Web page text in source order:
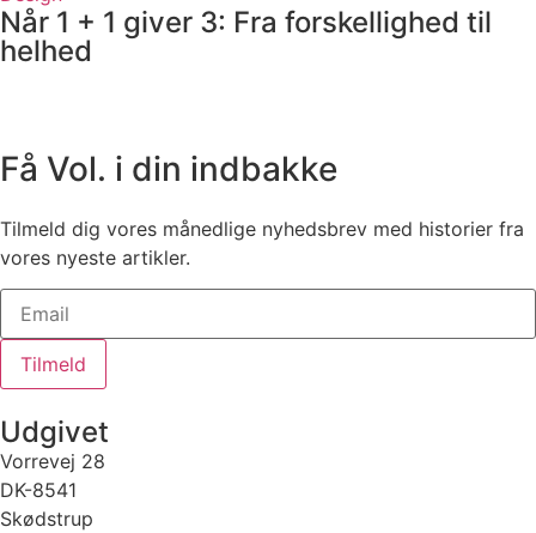
Når 1 + 1 giver 3: Fra forskellighed til
helhed
Få Vol. i din indbakke
Tilmeld dig vores månedlige nyhedsbrev med historier fra
vores nyeste artikler.
Tilmeld
Udgivet
Vorrevej 28
DK-8541
Skødstrup